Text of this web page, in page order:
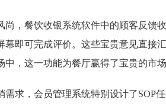
尚，餐饮收银系统软件中的顾客反馈
幕即可完成评价。这些宝贵意见直接
，这一功能为餐厅赢得了宝贵的市场
需求，会员管理系统特别设计了SOP